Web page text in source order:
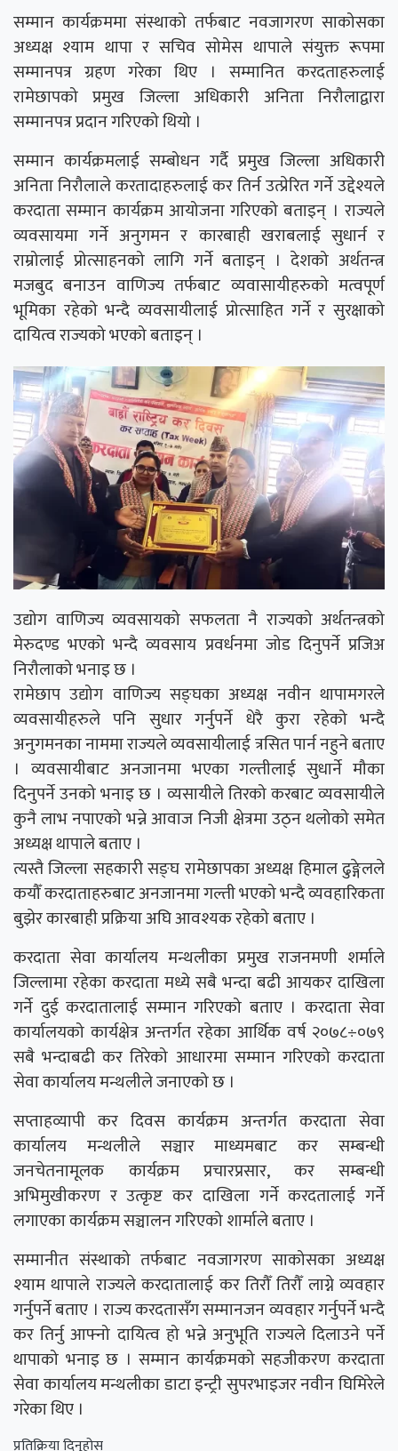
सम्मान कार्यक्रममा संस्थाको तर्फबाट नवजागरण साकोसका
अध्यक्ष श्याम थापा र सचिव सोमेस थापाले संयुक्त रूपमा
सम्मानपत्र ग्रहण गरेका थिए । सम्मानित करदताहरुलाई
रामेछापको प्रमुख जिल्ला अधिकारी अनिता निरौलाद्वारा
सम्मानपत्र प्रदान गरिएको थियो ।
सम्मान कार्यक्रमलाई सम्बोधन गर्दै प्रमुख जिल्ला अधिकारी
अनिता निरौलाले करतादाहरुलाई कर तिर्न उत्प्रेरित गर्ने उद्देश्यले
करदाता सम्मान कार्यक्रम आयोजना गरिएको बताइन् । राज्यले
व्यवसायमा गर्ने अनुगमन र कारबाही खराबलाई सुधार्न र
राम्रोलाई प्रोत्साहनको लागि गर्ने बताइन् । देशको अर्थतन्त्र
मजबुद बनाउन वाणिज्य तर्फबाट व्यवासायीहरुको मत्वपूर्ण
भूमिका रहेको भन्दै व्यवसायीलाई प्रोत्साहित गर्ने र सुरक्षाको
दायित्व राज्यको भएको बताइन् ।
उद्योग वाणिज्य व्यवसायको सफलता नै राज्यको अर्थतन्त्रको
मेरुदण्ड भएको भन्दै व्यवसाय प्रवर्धनमा जोड दिनुपर्ने प्रजिअ
निरौलाको भनाइ छ ।
रामेछाप उद्योग वाणिज्य सङ्घका अध्यक्ष नवीन थापामगरले
व्यवसायीहरुले पनि सुधार गर्नुपर्ने धेरै कुरा रहेको भन्दै
अनुगमनका नाममा राज्यले व्यवसायीलाई त्रसित पार्न नहुने बताए
। व्यवसायीबाट अनजानमा भएका गल्तीलाई सुधार्ने मौका
दिनुपर्ने उनको भनाइ छ । व्यसायीले तिरको करबाट व्यवसायीले
कुनै लाभ नपाएको भन्ने आवाज निजी क्षेत्रमा उठ्न थलोको समेत
अध्यक्ष थापाले बताए ।
त्यस्तै जिल्ला सहकारी सङ्घ रामेछापका अध्यक्ष हिमाल ढुङ्गेलले
कयौँ करदाताहरुबाट अनजानमा गल्ती भएको भन्दै व्यवहारिकता
बुझेर कारबाही प्रक्रिया अघि आवश्यक रहेको बताए ।
करदाता सेवा कार्यालय मन्थलीका प्रमुख राजनमणी शर्माले
जिल्लामा रहेका करदाता मध्ये सबै भन्दा बढी आयकर दाखिला
गर्ने दुई करदातालाई सम्मान गरिएको बताए । करदाता सेवा
कार्यालयको कार्यक्षेत्र अन्तर्गत रहेका आर्थिक वर्ष २०७८÷०७९
सबै भन्दाबढी कर तिरेको आधारमा सम्मान गरिएको करदाता
सेवा कार्यालय मन्थलीले जनाएको छ ।
सप्ताहव्यापी कर दिवस कार्यक्रम अन्तर्गत करदाता सेवा
कार्यालय मन्थलीले सञ्चार माध्यमबाट कर सम्बन्धी
जनचेतनामूलक कार्यक्रम प्रचारप्रसार, कर सम्बन्धी
अभिमुखीकरण र उत्कृष्ट कर दाखिला गर्ने करदतालाई गर्ने
लगाएका कार्यक्रम सञ्चालन गरिएको शार्माले बताए ।
सम्मानीत संस्थाको तर्फबाट नवजागरण साकोसका अध्यक्ष
श्याम थापाले राज्यले करदातालाई कर तिरौँ तिरौँ लाग्ने व्यवहार
गर्नुपर्ने बताए । राज्य करदतासँग सम्मानजन व्यवहार गर्नुपर्ने भन्दै
कर तिर्नु आफ्नो दायित्व हो भन्ने अनुभूति राज्यले दिलाउने पर्ने
थापाको भनाइ छ । सम्मान कार्यक्रमको सहजीकरण करदाता
सेवा कार्यालय मन्थलीका डाटा इन्ट्री सुपरभाइजर नवीन घिमिरेले
गरेका थिए ।